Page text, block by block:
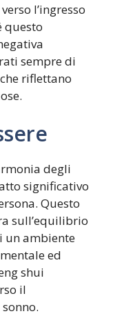
l’ingresso
questo
sempre di
riflettano
degli
significativo
Questo
sull’equilibrio
un ambiente
ed
shui
il